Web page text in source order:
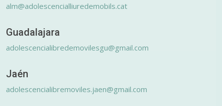
alm@adolescencialliuredemobils.cat
Guadalajara
adolescencialibredemovilesgu@gmail.com
Jaén
adolescencialibremoviles.jaen@gmail.com